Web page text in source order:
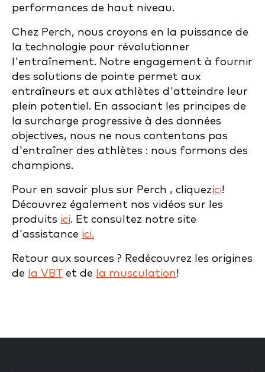
performances de haut niveau.
Chez Perch, nous croyons en la puissance de
la technologie pour révolutionner
l'entraînement. Notre engagement à fournir
des solutions de pointe permet aux
entraîneurs et aux athlètes d'atteindre leur
plein potentiel. En associant les principes de
la surcharge progressive à des données
objectives, nous ne nous contentons pas
d'entraîner des athlètes : nous formons des
champions.
Pour en savoir plus sur Perch , cliquezici!
Découvrez également nos vidéos sur les
produits ici. Et consultez notre site
d'assistance ici.
Retour aux sources ? Redécouvrez les origines
de la VBT et de la musculation!